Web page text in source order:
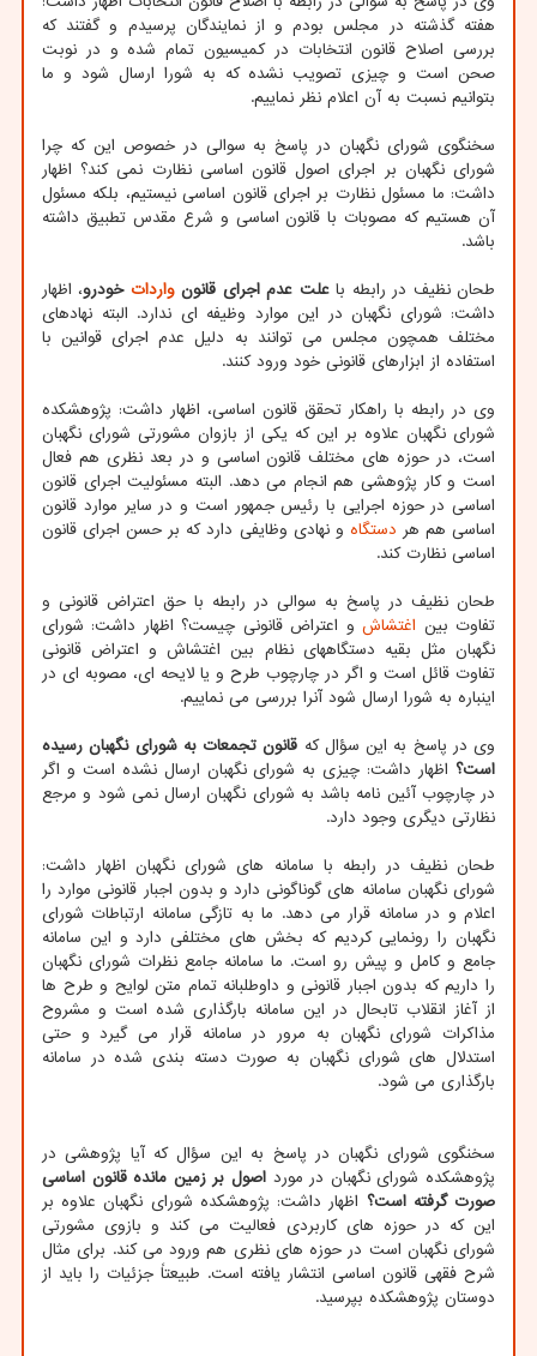
هفته گذشته در مجلس بودم و از نمایندگان پرسیدم و گفتند که
بررسی اصلاح قانون انتخابات در کمیسیون تمام شده و در نوبت
صحن است و چیزی تصویب نشده که به شورا ارسال شود و ما
بتوانیم نسبت به آن اعلام نظر نماییم.
سخنگوی شورای نگهبان در پاسخ به سوالی در خصوص این که چرا
شورای نگهبان بر اجرای اصول قانون اساسی نظارت نمی کند؟ اظهار
داشت: ما مسئول نظارت بر اجرای قانون اساسی نیستیم، بلکه مسئول
آن هستیم که مصوبات با قانون اساسی و شرع مقدس تطبیق داشته
باشد.
طحان نظیف در رابطه باعلت عدم اجرای قانونواردات خودرو، اظهار
داشت: شورای نگهبان در این موارد وظیفه ای ندارد. البته نهادهای
مختلف همچون مجلس می توانند به دلیل عدم اجرای قوانین با
استفاده از ابزارهای قانونی خود ورود کنند.
وی در رابطه با راهکار تحقق قانون اساسی، اظهار داشت: پژوهشکده
شورای نگهبان علاوه بر این که یکی از بازوان مشورتی شورای نگهبان
است، در حوزه های مختلف قانون اساسی و در بعد نظری هم فعال
است و کار پژوهشی هم انجام می دهد. البته مسئولیت اجرای قانون
اساسی در حوزه اجرایی با رئیس جمهور است و در سایر موارد قانون
اساسی هم هر دستگاه و نهادی وظایفی دارد که بر حسن اجرای قانون
اساسی نظارت کند.
طحان نظیف در پاسخ به سوالی در رابطه با حق اعتراض قانونی و
تفاوت بین اغتشاشو اعتراض قانونی چیست؟ اظهار داشت: شورای
نگهبان مثل بقیه دستگاههای نظام بین اغتشاش و اعتراض قانونی
تفاوت قائل است و اگر در چارچوب طرح و یا لایحه ای، مصوبه ای در
اینباره به شورا ارسال شود آنرا بررسی می نماییم.
وی در پاسخ به این سؤال که قانون تجمعات به شورای نگهبان رسیده
است؟ اظهار داشت: چیزی به شورای نگهبان ارسال نشده است و اگر
در چارچوب آئین نامه باشد به شورای نگهبان ارسال نمی شود و مرجع
نظارتی دیگری وجود دارد.
طحان نظیف در رابطه با سامانه های شورای نگهبان اظهار داشت:
شورای نگهبان سامانه های گوناگونی دارد و بدون اجبار قانونی موارد را
اعلام و در سامانه قرار می دهد. ما به تازگی سامانه ارتباطات شورای
نگهبان را رونمایی کردیم که بخش های مختلفی دارد و این سامانه
جامع و کامل و پیش رو است. ما سامانه جامع نظرات شورای نگهبان
را داریم که بدون اجبار قانونی و داوطلبانه تمام متن لوایح و طرح ها
از آغاز انقلاب تابحال در این سامانه بارگذاری شده است و مشروح
مذاکرات شورای نگهبان به مرور در سامانه قرار می گیرد و حتی
استدلال های شورای نگهبان به صورت دسته بندی شده در سامانه
بارگذاری می شود.
سخنگوی شورای نگهبان در پاسخ به این سؤال که آیا پژوهشی در
پژوهشکده شورای نگهبان در مورد اصول بر زمین مانده قانون اساسی
صورت گرفته است؟ اظهار داشت: پژوهشکده شورای نگهبان علاوه بر
این که در حوزه های کاربردی فعالیت می کند و بازوی مشورتی
شورای نگهبان است در حوزه های نظری هم ورود می کند. برای مثال
شرح فقهی قانون اساسی انتشار یافته است. طبیعتاً جزئیات را باید از
دوستان پژوهشکده بپرسید.